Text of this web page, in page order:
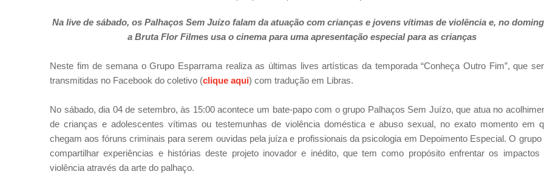
Na live de sábado, os Palhaços Sem Juízo falam da atuação com crianças e jovens vítimas de violência e, no
a Bruta Flor Filmes usa o cinema para uma apresentação especial para as crianças
Neste fim de semana o Grupo Esparrama realiza as últimas lives artísticas da temporada “Conheça Outro Fim”, que
transmitidas no Facebook do coletivo (clique aqui) com tradução em Libras.
No sábado, dia 04 de setembro, às 15:00 acontece um bate-papo com o grupo Palhaços Sem Juízo, que atua no
de crianças e adolescentes vítimas ou testemunhas de violência doméstica e abuso sexual, no exato momento em
chegam aos fóruns criminais para serem ouvidas pela juíza e profissionais da psicologia em Depoimento Especial. O grupo
compartilhar experiências e histórias deste projeto inovador e inédito, que tem como propósito enfrentar os impactos
violência através da arte do palhaço.